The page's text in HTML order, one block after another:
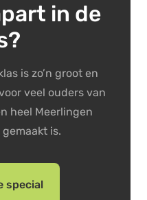
in de
is zo’n groot en
veel ouders van
heel Meerlingen
is.
special